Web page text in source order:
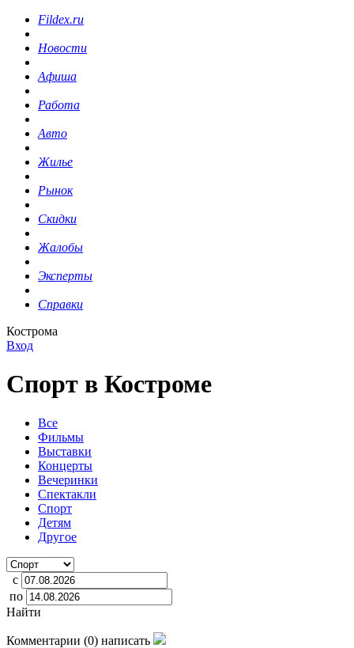
Fildex.ru
Новости
Афиша
Работа
Авто
Жилье
Рынок
Скидки
Жалобы
Эксперты
Справки
Кострома
Вход
Спорт в Костроме
Все
Фильмы
Выставки
Концерты
Вечеринки
Спектакли
Спорт
Детям
Другое
с
по
Найти
Комментарии (0) написать